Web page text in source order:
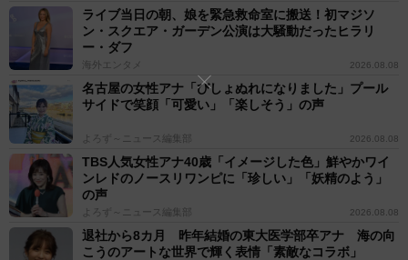
ライブ当日の朝、娘を緊急救命室に搬送！初マジソ
ン・スクエア・ガーデン公演は大騒動だったヒラリ
ー・ダフ
海外エンタメ 2026.08.08
名古屋の女性アナ「びしょぬれになりました」プール
サイドで笑顔「可愛い」「楽しそう」の声
よろず～ニュース編集部 2026.08.08
TBS人気女性アナ40歳「イメージした色」鮮やかワイ
ンレドのノースリワンピに「珍しい」「妖精のよう」
の声
よろず～ニュース編集部 2026.08.08
退社から8カ月 昨年結婚の東大医学部卒アナ 海の向
こうのアートな世界で輝く表情「素敵なコラボ」